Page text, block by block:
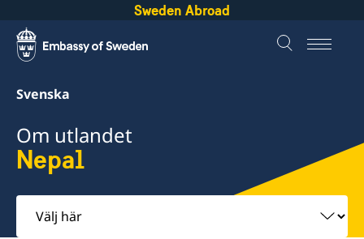
Sweden Abroad
Svenska
Om utlandet
Nepal
Välj
här